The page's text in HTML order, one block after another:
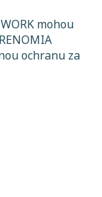
mohou
ochranu za